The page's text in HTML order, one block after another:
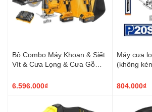
Bộ Combo Máy Khoan & Siết
Vít & Cưa Lọng & Cưa Gỗ
INGCO
6.596.000₫
Máy cưa
(không
804.000₫